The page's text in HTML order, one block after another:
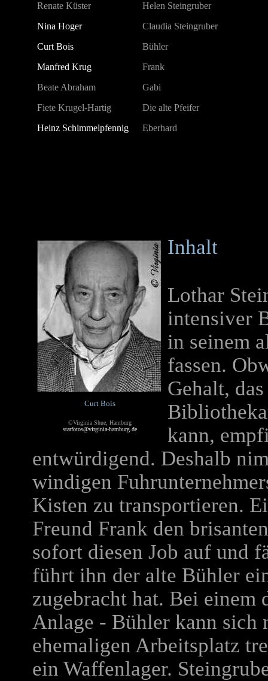
Renate Küster
Helen Steingruber
Nina Hoger
Claudia Steingruber
Curt Bois
Bühler
Manfred Krug
Frank
Beate Abraham
Gabi
Fiete Krugel-Hartig
Die alte Pfeifer
Heinz Schimmelpfennig
Eberhard
Curt Bois
©Virginia Shue, Hamburg
starfotos@virginia-hamburg.de
Inhalt
Lothar
intensiver
in seinem
fassen.
Gehalt,
kann,
entwürdigend. Deshalb
windigen
Kisten zu transportieren.
Freund Frank den
sofort diesen Job auf und
führt ihn der alte Bühler
zugebracht hat. Bei einem
Anlage - Bühler kann sich
ehemaligen Arbeitsplatz
ein Waffenlager.